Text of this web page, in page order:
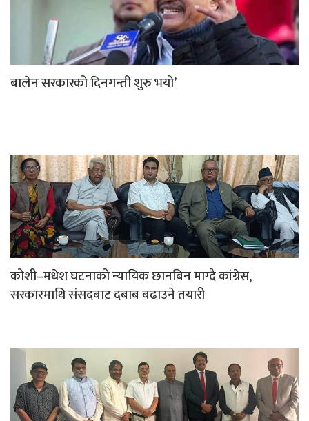
बालेन सरकारको दिनगन्ती शुरु भयो’
कोशी–मधेश घटनाको न्यायिक छानबिन माग्दै कांग्रेस,
सरकारमाथि संसदबाट दबाब बढाउने तयारी